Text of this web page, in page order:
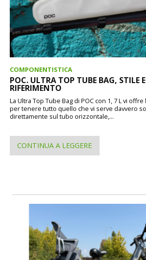
COMPONENTISTICA
POC. ULTRA TOP TUBE BAG, STILE
RIFERIMENTO
La Ultra Top Tube Bag di POC con 1, 7 L vi
per tenere tutto quello che vi serve davvero
direttamente sul tubo orizzontale,...
CONTINUA A LEGGERE